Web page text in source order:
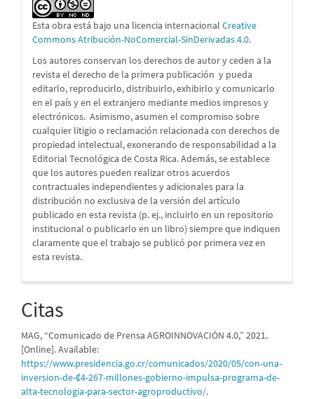
Esta obra está bajo una licencia internacional Creative
Commons Atribución-NoComercial-SinDerivadas 4.0.
Los autores conservan los derechos de autor y ceden a la
revista el derecho de la primera publicación y pueda
editarlo, reproducirlo, distribuirlo, exhibirlo y comunicarlo
en el país y en el extranjero mediante medios impresos y
electrónicos. Asimismo, asumen el compromiso sobre
cualquier litigio o reclamación relacionada con derechos de
propiedad intelectual, exonerando de responsabilidad a la
Editorial Tecnológica de Costa Rica. Además, se establece
que los autores pueden realizar otros acuerdos
contractuales independientes y adicionales para la
distribución no exclusiva de la versión del artículo
publicado en esta revista (p. ej., incluirlo en un repositorio
institucional o publicarlo en un libro) siempre que indiquen
claramente que el trabajo se publicó por primera vez en
esta revista.
Citas
MAG, “Comunicado de Prensa AGROINNOVACIÓN 4.0,” 2021.
[Online]. Available:
https://www.presidencia.go.cr/comunicados/2020/05/con-una-
inversion-de-₡4-267-millones-gobierno-impulsa-programa-de-
alta-tecnologia-para-sector-agroproductivo/.